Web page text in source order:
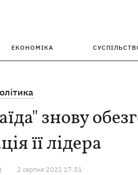
ЕКОНОМІКА
знову
її лідера
2 серпня 2022 17:51